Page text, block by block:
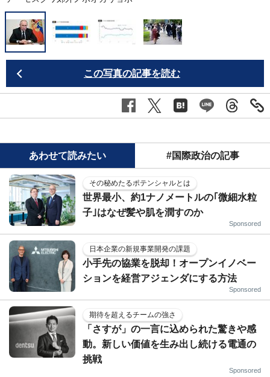
この写真の記事を読む
あわせて読みたい #国際政治の記事
その秘めたるポテンシャルとは
世界最小、約1ナノメートルの｢微細水粒
子｣はなぜ髪や肌を潤すのか
Sponsored
日本企業の新規事業開発の課題
小手先の協業を脱却！オープンイノベー
ションを経営アジェンダにする方法
Sponsored
期待を超えるチームの強さ
「さすが」の一言に込められた驚きや感
動。新しい価値を生み出し続ける電通の
挑戦
Sponsored